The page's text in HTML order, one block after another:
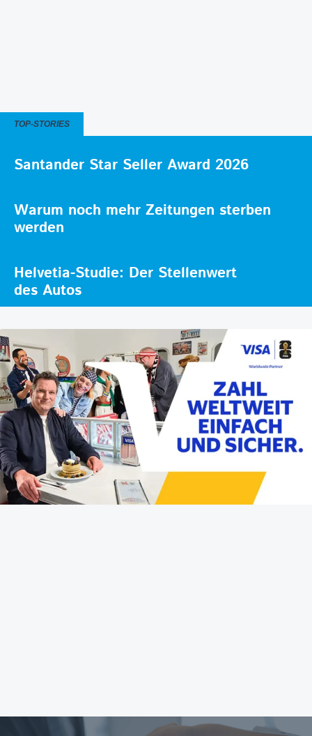
TOP-STORIES
Santander Star Seller Award 2026
Warum noch mehr Zeitungen sterben
werden
Helvetia-Studie: Der Stellenwert
des Autos